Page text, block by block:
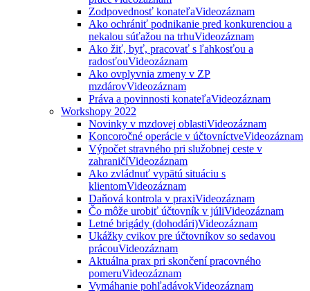
Zodpovednosť konateľaVideozáznam
Ako ochrániť podnikanie pred konkurenciou a
nekalou súťažou na trhuVideozáznam
Ako žiť, byť, pracovať s ľahkosťou a
radosťouVideozáznam
Ako ovplyvnia zmeny v ZP
mzdárovVideozáznam
Práva a povinnosti konateľaVideozáznam
Workshopy 2022
Novinky v mzdovej oblastiVideozáznam
Koncoročné operácie v účtovníctveVideozáznam
Výpočet stravného pri služobnej ceste v
zahraničíVideozáznam
Ako zvládnuť vypätú situáciu s
klientomVideozáznam
Daňová kontrola v praxiVideozáznam
Čo môže urobiť účtovník v júliVideozáznam
Letné brigády (dohodári)Videozáznam
Ukážky cvikov pre účtovníkov so sedavou
prácouVideozáznam
Aktuálna prax pri skončení pracovného
pomeruVideozáznam
Vymáhanie pohľadávokVideozáznam